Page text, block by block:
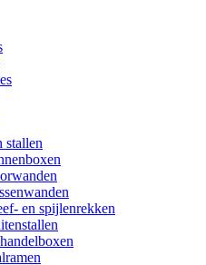
stallen
en spijlenrekken